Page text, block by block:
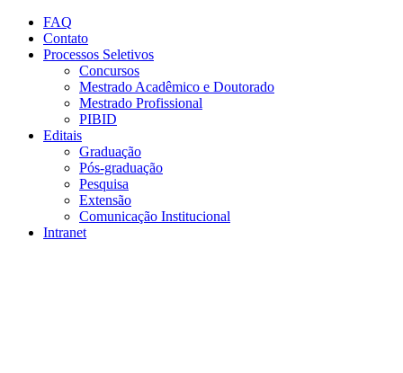
Conteúdo principal
FAQ
Contato
Processos Seletivos
Concursos
Mestrado Acadêmico e Doutorado
Mestrado Profissional
PIBID
Editais
Graduação
Pós-graduação
Pesquisa
Extensão
Comunicação Institucional
Intranet